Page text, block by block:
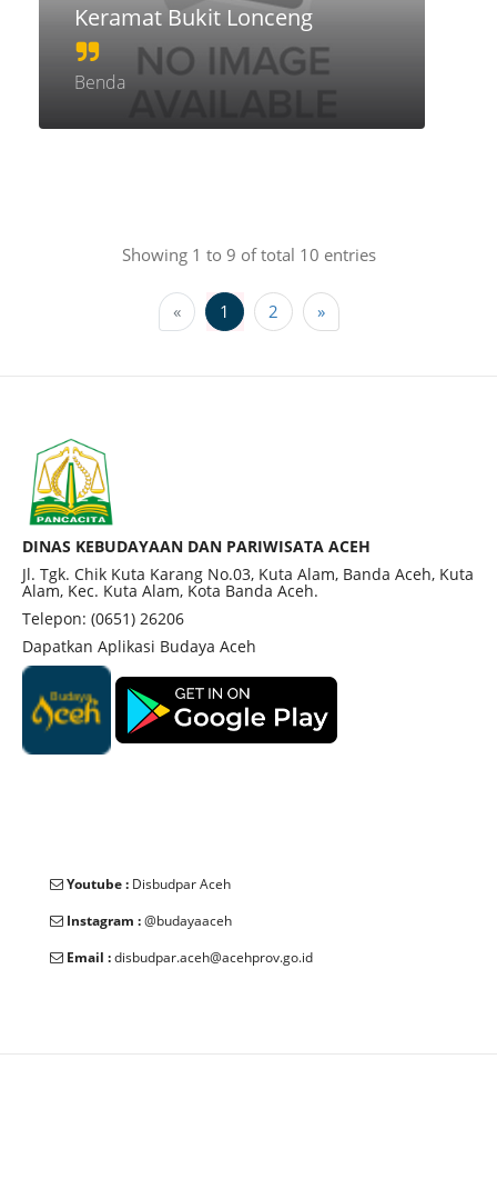
Keramat Bukit Lonceng
Benda
Showing 1 to 9 of total 10 entries
« 1 2 »
DINAS KEBUDAYAAN DAN PARIWISATA ACEH
Jl. Tgk. Chik Kuta Karang No.03, Kuta Alam, Banda Aceh, Kuta
Alam, Kec. Kuta Alam, Kota Banda Aceh.
Telepon: (0651) 26206
Dapatkan Aplikasi Budaya Aceh
Youtube : Disbudpar Aceh
Instagram :@budayaaceh
Email :disbudpar.aceh@acehprov.go.id